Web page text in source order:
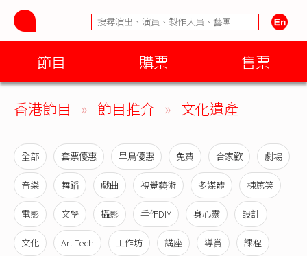
節目 購票 售票
香港節目 » 節目推介 » 文化遺產
全部 套票優惠 早鳥優惠 免費 合家歡 劇場
音樂 舞蹈 戲曲 視覺藝術 多媒體 棟篤笑
電影 文學 攝影 手作DIY 身心靈 設計
文化 Art Tech 工作坊 講座 導賞 課程